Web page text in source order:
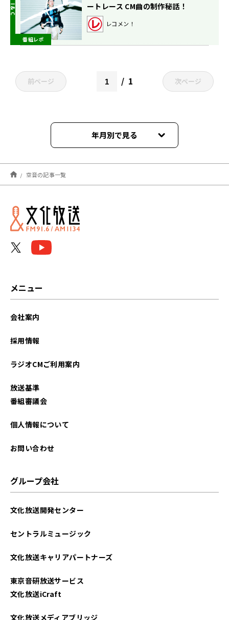
番組レポ
ートレース CM曲の制作秘話！
レコメン！
前ページ 1 次ページ
年月別で見る
2021年07月
2021年06月
空音の記事一覧
メニュー
会社案内
採用情報
ラジオCMご利用案内
放送基準
番組審議会
個人情報について
お問い合わせ
グループ会社
文化放送開発センター
セントラルミュージック
文化放送キャリアパートナーズ
東京音研放送サービス
文化放送iCraft
文化放送メディアブリッジ